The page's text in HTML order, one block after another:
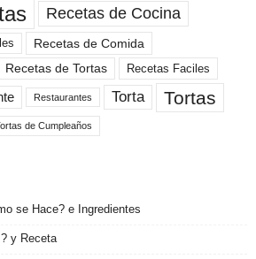
Recetas de Cocina
Recetas de Comida
Recetas de Tortas Recetas Faciles
Restaurantes Torta Tortas
de Cumpleaños
se Hace? e Ingredientes
y Receta